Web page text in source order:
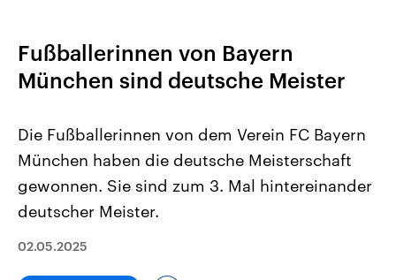
Fußballerinnen von Bayern
München sind deutsche Meister
Die Fußballerinnen von dem Verein FC Bayern
München haben die deutsche Meisterschaft
gewonnen. Sie sind zum 3. Mal hintereinander
deutscher Meister.
02.05.2025